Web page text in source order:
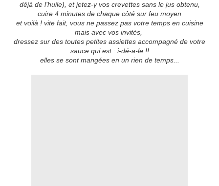
déjà de l'huile), et jetez-y vos crevettes sans le jus obtenu,
cuire 4 minutes de chaque côté sur feu moyen
et voilà ! vite fait, vous ne passez pas votre temps en cuisine
mais avec vos invités,
dressez sur des toutes petites assiettes accompagné de votre
sauce qui est : i-dé-a-le !!
elles se sont mangées en un rien de temps...